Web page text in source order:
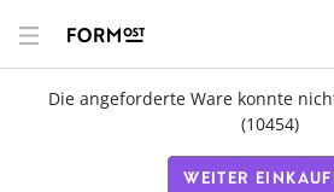
Die angeforderte Ware konnte
(10454)
WEITER